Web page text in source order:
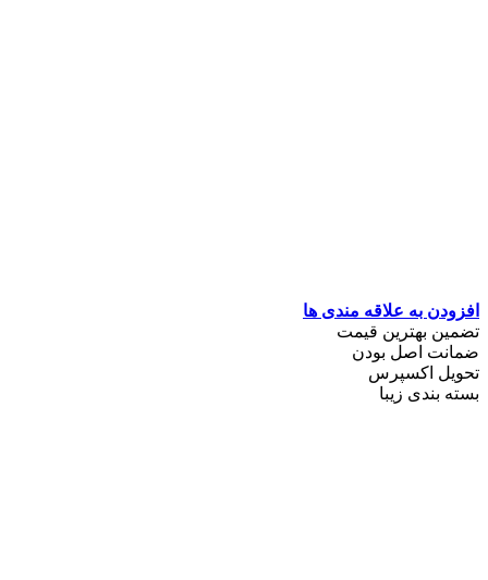
افزودن به علاقه مندی ها
تضمین بهترین قیمت
ضمانت اصل بودن
تحویل اکسپرس
بسته بندی زیبا